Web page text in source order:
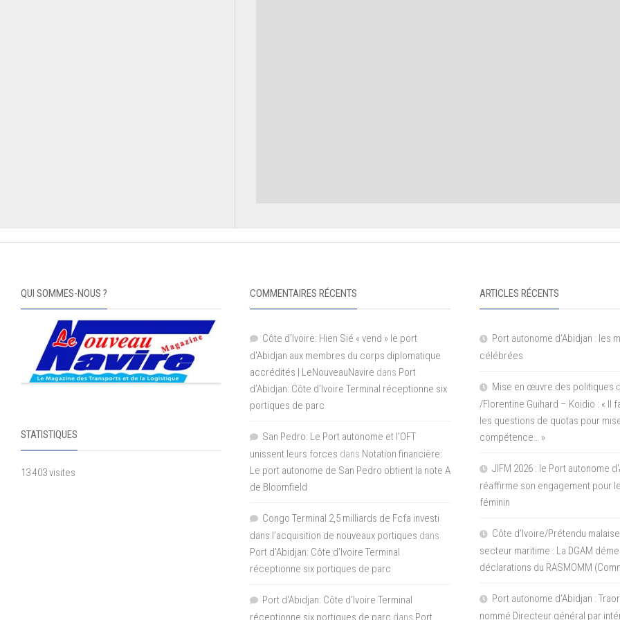
QUI SOMMES-NOUS ?
STATISTIQUES
13 403 visites
COMMENTAIRES RÉCENTS
Côte d'Ivoire: Hien Sié « vend » le port
d'Abidjan aux membres du corps diplomatique
accrédités | LeNouveauNavire dans Port
d’Abidjan: Côte d’Ivoire Terminal réceptionne six
portiques de parc
San Pedro: Le Port autonome et l’OFT
unissent leurs forces dans Notation financière:
Le port autonome de San Pedro obtient la note A
de Bloomfield
Congo Terminal 2,5 milliards de Fcfa investi
dans l’acquisition de nouveaux portiques dans
Port d’Abidjan: Côte d’Ivoire Terminal
réceptionne six portiques de parc
Port d'Abidjan: Côte d’Ivoire Terminal
réceptionne six portiques de parc dans Port
ARTICLES RÉCENTS
Port autonome d’Abidjan : les
célébrées
Mise en œuvre des politiques
/Florentine Guihard – Koidio : « Il
les questions de quotas pour
compétence… »
JIFM 2026 : le Port autonome
réaffirme son engagement pour
féminin
Côte d’Ivoire/Prétendu
secteur maritime : La DGAM
déclarations du RASMOMM
Port autonome d’Abidjan :
nommé Directeur général par